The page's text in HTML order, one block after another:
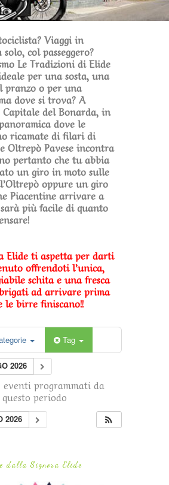
Viaggi in
col passeggero?
Le Tradizioni di Elide
per una sosta, una
pranzo o per una
dove si trova? A
Capitale del Bonarda, in
dove le
ricamate di filari di
Oltrepò Pavese incontra
pertanto che tu abbia
un giro in moto sulle
oppure un giro
Piacentine arrivare a
sarà più facile di quanto
Elide ti aspetta per darti
offrendoti l’unica,
schita e una fresca
ad arrivare prima
le birre finiscano!!
Tag
2026
eventi programmati da
periodo
2026
dalla Signora Elide